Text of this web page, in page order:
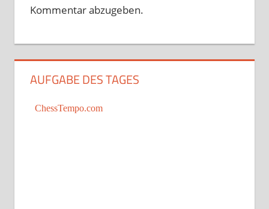
Kommentar abzugeben.
AUFGABE DES TAGES